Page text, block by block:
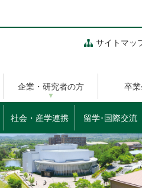
サイトマッ
企業・研究者の方 卒
社会・産学連携 留学･国際交流